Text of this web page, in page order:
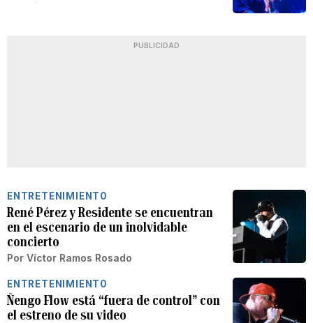
PUBLICIDAD
ENTRETENIMIENTO
René Pérez y Residente se encuentran
en el escenario de un inolvidable
concierto
Por Víctor Ramos Rosado
ENTRETENIMIENTO
Ñengo Flow está “fuera de control” con
el estreno de su video